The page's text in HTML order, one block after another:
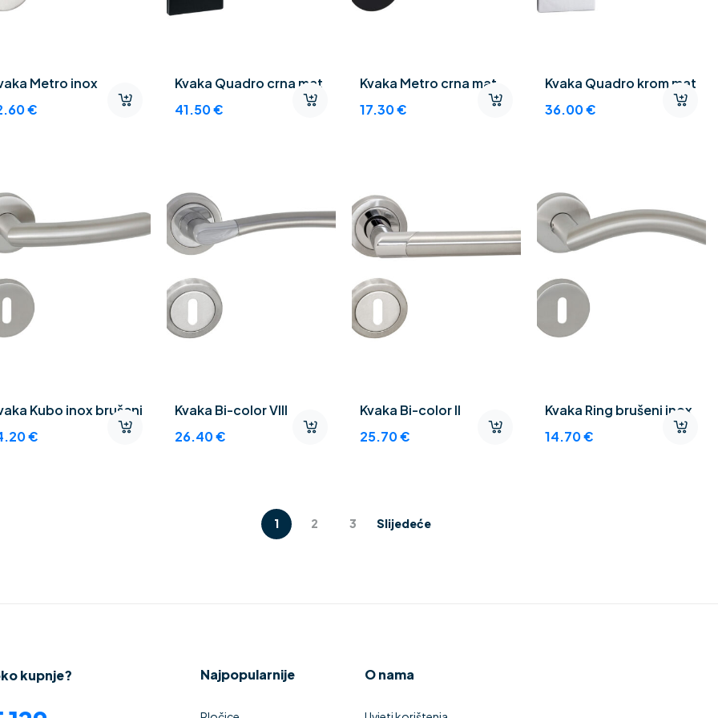
Metro inox
€
Kvaka Quadro crna mat
41.50€
Kvaka Metro crna mat
17.30€
Kvaka Quadro krom mat
36.00€
Kubo inox brušeni
€
Kvaka Bi-color VIII
26.40€
Kvaka Bi-color II
25.70€
Kvaka Ring brušeni inox
14.70€
1 2 3 Slijedeće
kupnje? Najpopularnije O nama